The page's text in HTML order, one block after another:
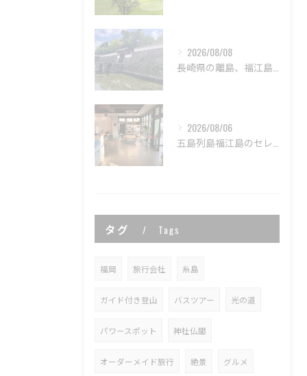
2026/08/08
長崎県の離島、福江島の五島市街歩き🚶‍➡️
2026/08/06
五島列島福江島のセレンディップホテル五島🏨
タグ Tags
福岡 旅行会社 糸島
ガイド付き登山 バスツアー 光の道
パワースポット 神社仏閣
オーダーメイド旅行 絶景 グルメ